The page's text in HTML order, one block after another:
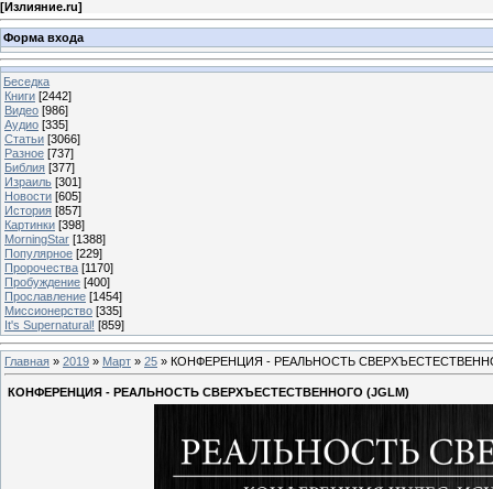
[Излияние.ru]
Форма входа
Беседка
Книги [2442]
Видео [986]
Аудио [335]
Статьи [3066]
Разное [737]
Библия [377]
Израиль [301]
Новости [605]
История [857]
Картинки [398]
MorningStar [1388]
Популярное [229]
Пророчества [1170]
Пробуждение [400]
Прославление [1454]
Миссионерство [335]
It's Supernatural! [859]
Главная » 2019 » Март » 25 » КОНФЕРЕНЦИЯ - РЕАЛЬНОСТЬ
КОНФЕРЕНЦИЯ - РЕАЛЬНОСТЬ СВЕРХЪЕСТЕСТВЕННОГО (JGLM)